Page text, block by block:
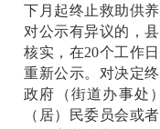
下月起终止救助供
对公示有异议的，
核实，在20个工作
重新公示。对决定
政府（街道办事处
（居）民委员会或